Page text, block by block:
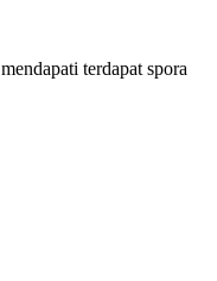
terdapat spora